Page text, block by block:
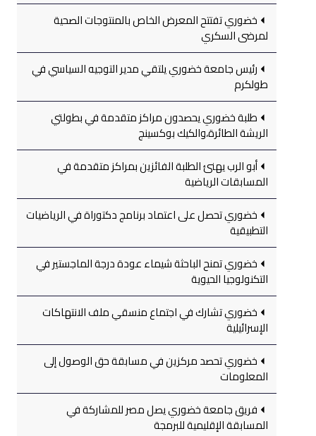
خضوري تفتتح المعرض الخاص بالمنتوجات الصحية
لمرضى السكري
رئيس جامعة خضوري يلتقي مدير التوجيه السياسي في
طولكرم
طلبة خضوري يحصدون مراكز متقدمة في بطولتي
الريشة الطائرة،والكيك بوكسينج
أبو الرب يهنئ الطلبة الفائزين بمراكز متقدمة في
المسابقات الرياضية
خضوري تحصل على اعتماد برنامج دكتوراة في الرياضيات
التطبيقية
خضوري تمنح الباحثة شيماء عودة درجة الماجستير في
التكنولوجيا الحيوية
خضوري تشارك في اجتماع منسقي ملف الانتهاكات
الإسرائيلية
خضوري تحصد مركزين في مسابقة حق الوصول إلى
المعلومات
فريق جامعة خضوري يصل مصر للمشاركة في
المسابقة الإقليمية للبرمجة